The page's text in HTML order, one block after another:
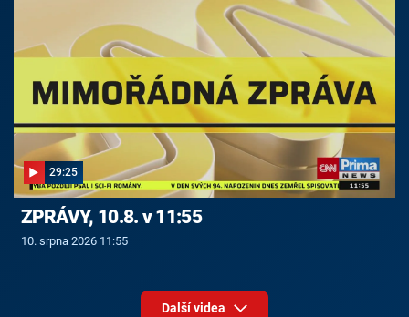
29:25
ZPRÁVY, 10.8. v 11:55
10. srpna 2026 11:55
Další videa